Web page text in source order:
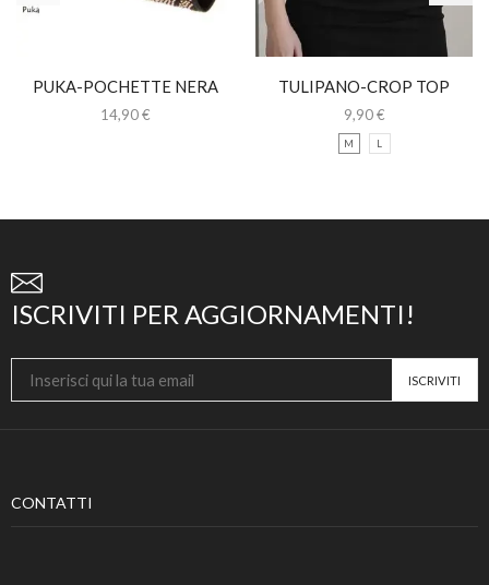
PUKA-POCHETTE NERA
CON STRASS
14,90€
TULIPANO-CROP TOP
NERO CON SPALLINE
9,90€
M L
ISCRIVITI PER AGGIORNAMENTI!
CONTATTI